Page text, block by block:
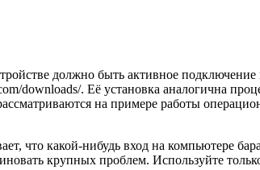
должно быть активное подключение
downloads/. Её установка аналогична
на примере работы
что какой-нибудь вход на компьютере
крупных проблем. Используйте